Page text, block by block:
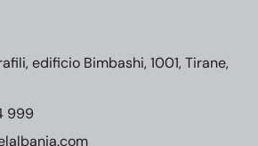
edificio Bimbashi, 1001, Tirane,
999